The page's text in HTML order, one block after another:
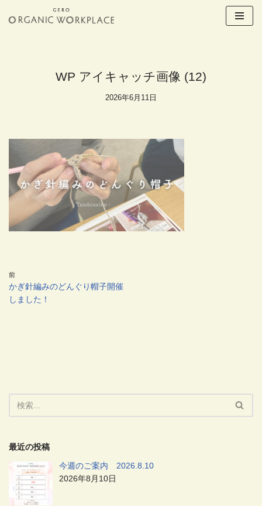
WP アイキャッチ画像 (12)
2026年6月11日
前
かぎ針編みのどんぐり帽子開催
しました！
最近の投稿
今週のご案内 2026.8.10
2026年8月10日